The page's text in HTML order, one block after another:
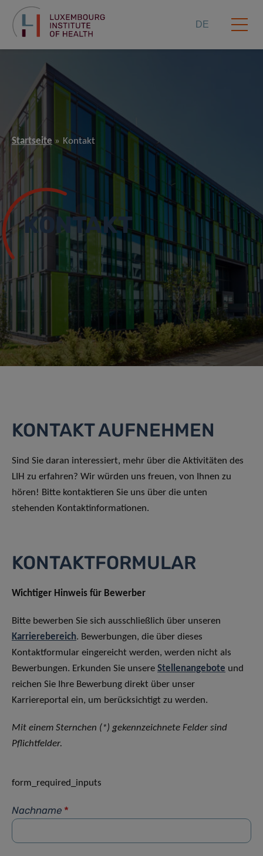
DE
Startseite Kontakt
KONTAKT
KONTAKT AUFNEHMEN
Sind Sie daran interessiert, mehr über die Aktivitäten des
LIH zu erfahren? Wir würden uns freuen, von Ihnen zu
hören! Bitte kontaktieren Sie uns über die unten
stehenden Kontaktinformationen.
KONTAKTFORMULAR
Wichtiger Hinweis für Bewerber
Bitte bewerben Sie sich ausschließlich über unseren
Karrierebereich. Bewerbungen, die über dieses
Kontaktformular eingereicht werden, werden nicht als
Bewerbungen. Erkunden Sie unsere Stellenangebote und
reichen Sie Ihre Bewerbung direkt über unser
Karriereportal ein, um berücksichtigt zu werden.
Mit einem Sternchen (*) gekennzeichnete Felder sind
Pflichtfelder.
form_required_inputs
Nachname *